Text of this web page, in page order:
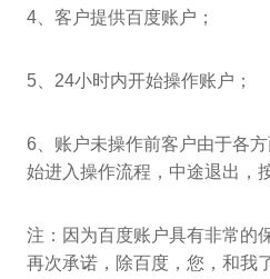
4、客户提供百度账户；
5、24小时内开始操作账户；
6、账户未操作前客户由于各
始进入操作流程，中途退出，
注：因为百度账户具有非常的
再次承诺，除百度，您，和我